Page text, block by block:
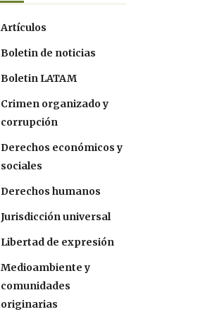
Artículos
Boletin de noticias
Boletin LATAM
Crimen organizado y
corrupción
Derechos económicos y
sociales
Derechos humanos
Jurisdicción universal
Libertad de expresión
Medioambiente y
comunidades
originarias